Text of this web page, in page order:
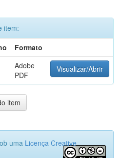
item:
Formato
Adobe
PDF
Visualizar/Abrir
item
uma Licença Creative